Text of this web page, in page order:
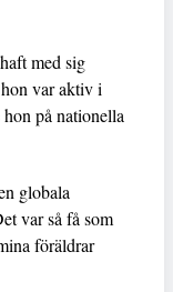
med sig
var aktiv i
på nationella
globala
var så få som
föräldrar